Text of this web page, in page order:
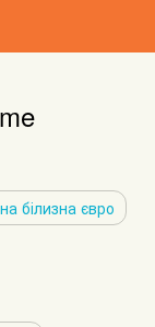
білизна євро